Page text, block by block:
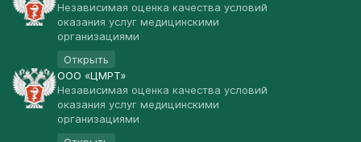
Независимая оценка качества условий
оказания услуг медицинскими
организациями
Открыть
ООО «ЦМРТ»
Независимая оценка качества условий
оказания услуг медицинскими
организациями